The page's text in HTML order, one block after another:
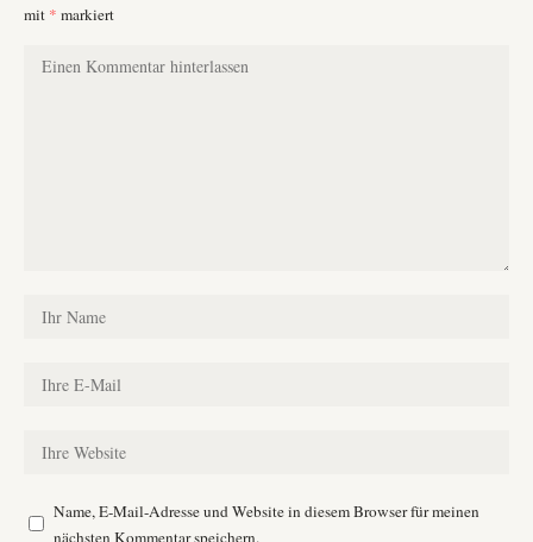
mit * markiert
Name, E-Mail-Adresse und Website in diesem Browser für meinen
nächsten Kommentar speichern.